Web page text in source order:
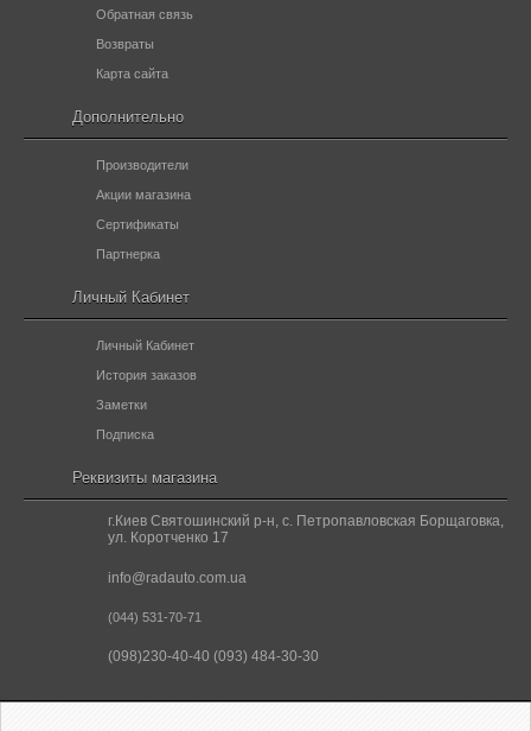
Обратная связь
Возвраты
Карта сайта
Дополнительно
Производители
Акции магазина
Сертификаты
Партнерка
Личный Кабинет
Личный Кабинет
История заказов
Заметки
Подписка
Реквизиты магазина
г.Киев Святошинский р-н, с. Петропавловская Борщаговка,
ул. Коротченко 17
info@radauto.com.ua
(044) 531-70-71
(098)230-40-40 (093) 484-30-30